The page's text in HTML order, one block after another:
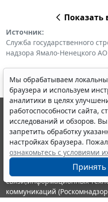
Показать
Источник:
Служба государственного
надзора Ямало-Ненецкого АО
Мы обрабатываем
браузера и используем
аналитики в целях
работоспособности сайта,
исследований и обзоров.
запретить обработку
настройках браузера.
ознакомьтесь с условиями
Принять
© ООО "НПП "ГАРАНТ-
выпускается с 1990 года.
являются участниками
информации ГАРАНТ.
Портал ГАРАНТ.РУ
издания Федеральной
связи,информационных
коммуникаций